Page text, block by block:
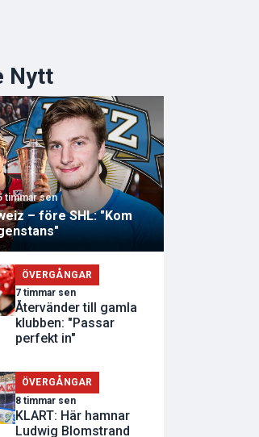
Nytt
timmar sen
– före SHL: "Kom
ÖVERGÅNGAR
7 timmar sen
Återvänder till gamla
klubben: "Passar
perfekt in"
ÖVERGÅNGAR
8 timmar sen
KLART: Här hamnar
Ludwig Blomstrand